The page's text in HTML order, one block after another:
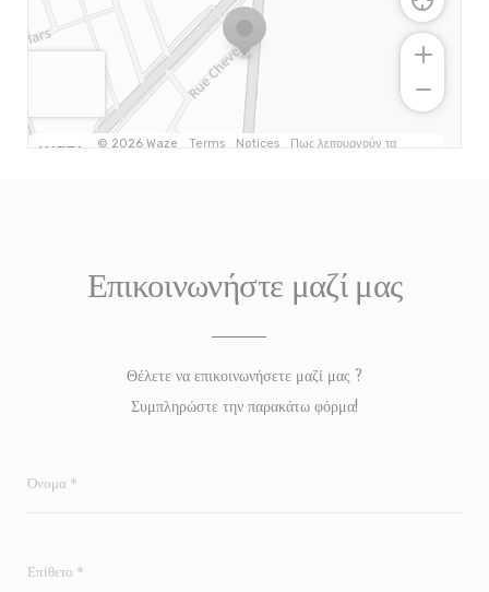
Επικοινωνήστε μαζί μας
Θέλετε να επικοινωνήσετε μαζί μας ?
Συμπληρώστε την παρακάτω φόρμα!